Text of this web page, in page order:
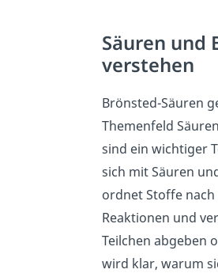
Säuren und
verstehen
Brönsted-Säuren
Themenfeld
sind ein wichtiger
sich mit Säuren
ordnet Stoffe nach
Reaktionen und
Teilchen abgeben
wird klar, warum